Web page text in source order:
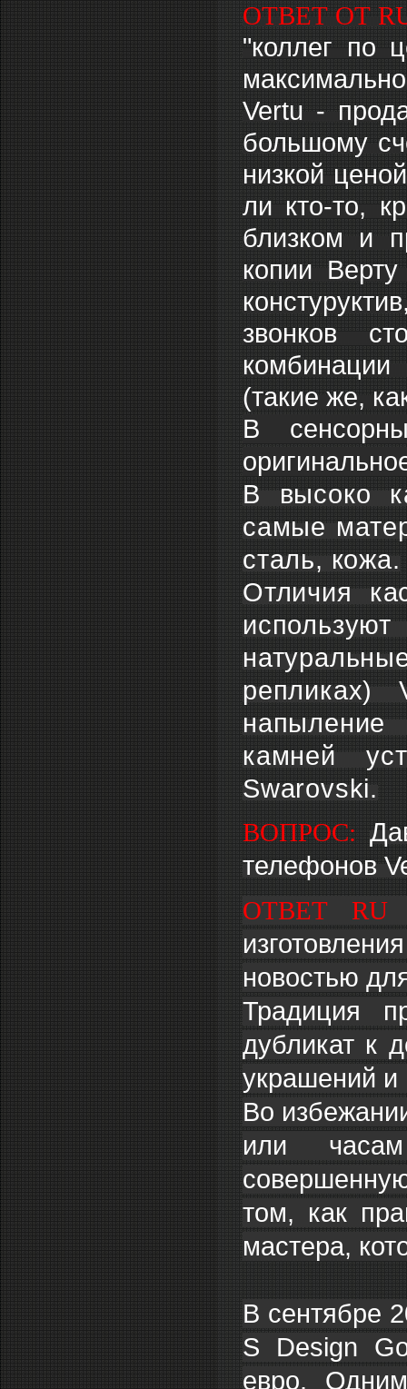
ОТВЕТ ОТ
"коллег по
Vertu -
большому
низкой
ли кто-то,
близком и
копии
звонков
(такие же,
В
В высоко
самые
сталь, кожа.
Отличия
напыление
камней
Swarovski.
ВОПРОС:
телефонов
ОТВЕТ RU
новостью
Традиция
дубликат к
украшений и
Во
или часам
том, как
мастера,
В сентябре
S Design
евро.